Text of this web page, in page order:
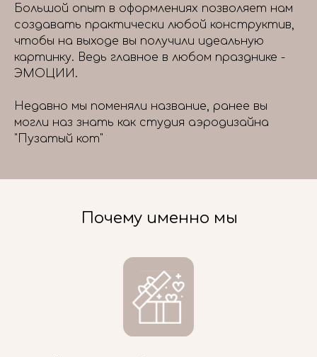
Большой опыт в оформлениях позволяет нам
создавать практически любой конструктив,
чтобы на выходе вы получили идеальную
картинку. Ведь главное в любом празднике -
ЭМОЦИИ.
Недавно мы поменяли название, ранее вы
могли наз знать как студия аэродизайна
"Пузатый кот"
Почему именно мы